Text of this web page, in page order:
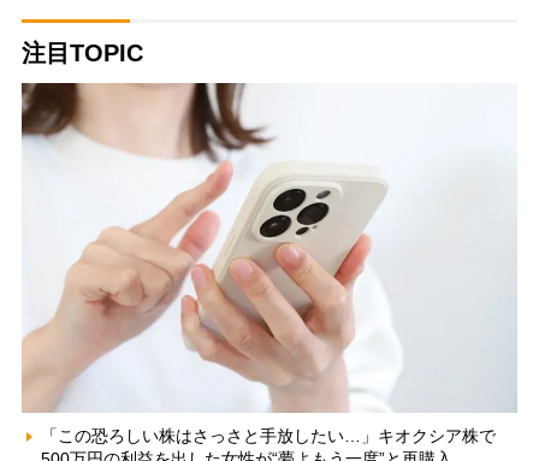
注目TOPIC
「この恐ろしい株はさっさと手放したい…」キオクシア株で